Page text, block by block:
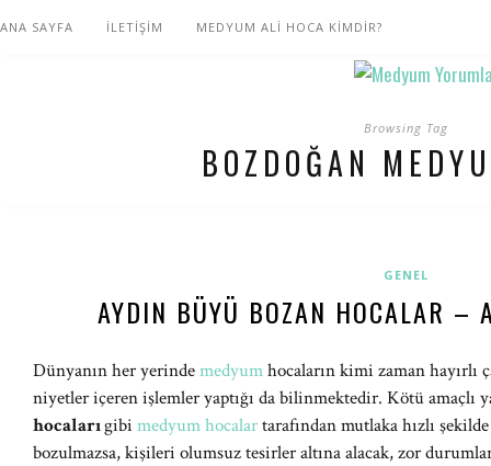
ANA SAYFA İLETİŞİM MEDYUM ALİ HOCA KİMDİR?
Browsing Tag
BOZDOĞAN
GENEL
AYDIN BÜYÜ BOZAN HOCALAR –
Dünyanın her yerindemedyumhocaların kimi zaman hayırlı
niyetler içeren işlemler yaptığı da bilinmektedir. Kötü amaçlı
hocalarıgibi medyum hocalartarafından mutlaka hızlı
bozulmazsa, kişileri olumsuz tesirler altına alacak, zor